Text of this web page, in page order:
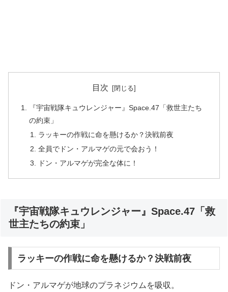
目次
『宇宙戦隊キュウレンジャー』Space.47「救世主たち
の約束」
ラッキーの作戦に命を懸けるか？決戦前夜
全員でドン・アルマゲの元で会おう！
ドン・アルマゲが完全な体に！
『宇宙戦隊キュウレンジャー』Space.47「救
世主たちの約束」
ラッキーの作戦に命を懸けるか？決戦前夜
ドン・アルマゲが地球のプラネジウムを吸収。